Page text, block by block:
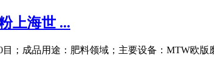
上海世 ...
；成品用途：肥料领域；主要设备：MTW欧版